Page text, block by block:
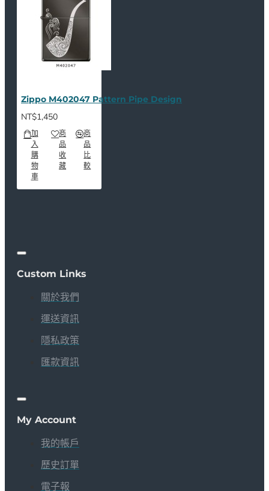
Zippo M402047 Pattern Pipe Design
NT$1,450
加
入
購
物
車
商
品
收
藏
商
品
比
較
Custom Links
關於我們
運送資訊
隱私政策
匯款資訊
My Account
我的帳戶
歷史訂單
電子報